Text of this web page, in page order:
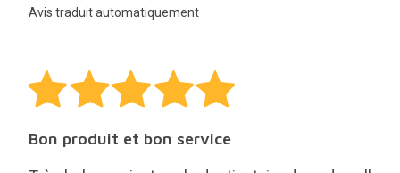
Avis traduit automatiquement
Bon produit et bon service